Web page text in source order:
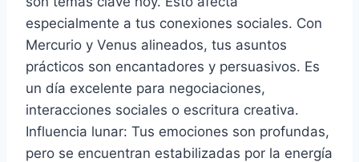
especialmente a tus conexiones sociales. Con
Mercurio y Venus alineados, tus asuntos
prácticos son encantadores y persuasivos. Es
un día excelente para negociaciones,
interacciones sociales o escritura creativa.
Influencia lunar: Tus emociones son profundas,
pero se encuentran estabilizadas por la energía